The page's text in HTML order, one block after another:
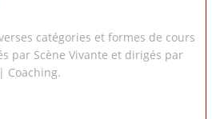
catégories et formes de cours
par Scène Vivante et dirigés par
Coaching.